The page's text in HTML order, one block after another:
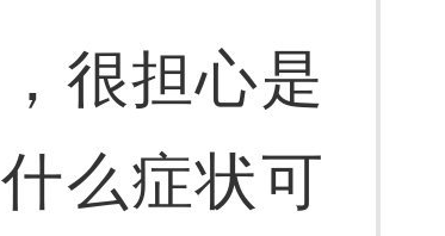
很担心是
么症状可